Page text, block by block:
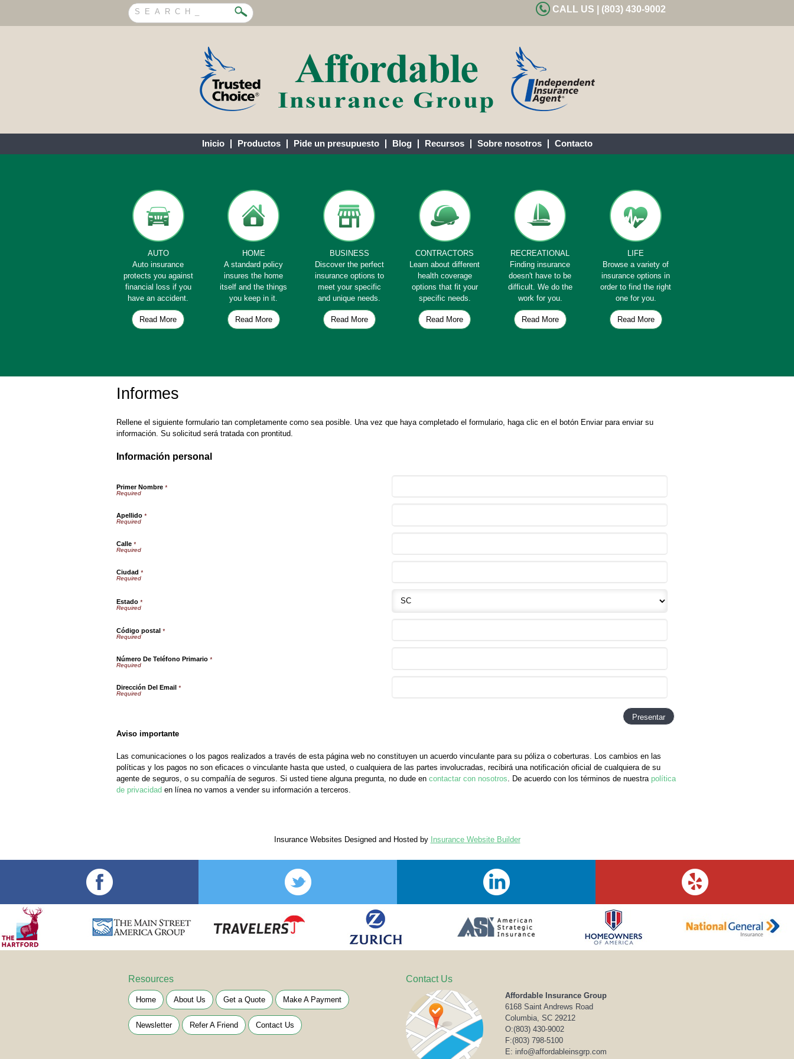
CALL US | (803) 430-9002
Inicio Productos Pide un presupuesto Blog Recursos Sobre nosotros Contacto
AUTO
Auto insurance
protects you against
financial loss if you
have an accident.
Read More
HOME
A standard policy
insures the home
itself and the things
you keep in it.
Read More
BUSINESS
Discover the perfect
insurance options to
meet your specific
and unique needs.
Read More
CONTRACTORS
Learn about different
health coverage
options that fit your
specific needs.
Read More
RECREATIONAL
Finding insurance
doesn't have to be
difficult. We do the
work for you.
Read More
LIFE
Browse a variety of
insurance options in
order to find the right
one for you.
Read More
Informes
Rellene el siguiente formulario tan completamente como sea posible. Una vez que haya completado el formulario, haga clic en el botón Enviar para enviar su
información. Su solicitud será tratada con prontitud.
Información personal
Primer Nombre *
Apellido *
Calle *
Ciudad *
Estado *
Código postal *
Número De Teléfono Primario *
Dirección Del Email *
Aviso importante
Las comunicaciones o los pagos realizados a través de esta página web no constituyen un acuerdo vinculante para su póliza o coberturas. Los cambios en las
políticas y los pagos no son eficaces o vinculante hasta que usted, o cualquiera de las partes involucradas, recibirá una notificación oficial de cualquiera de su
agente de seguros, o su compañía de seguros. Si usted tiene alguna pregunta, no dude en contactar con nosotros . De acuerdo con los términos de nuestra política
de privacidad en línea no vamos a vender su información a terceros.
Insurance Websites Designed and Hosted by Insurance Website Builder
Resources
Home About Us Get a Quote Make A Payment
Newsletter Refer A Friend Contact Us
Contact Us
Affordable Insurance Group
6168 Saint Andrews Road
Columbia, SC 29212
O:(803) 430-9002
F:(803) 798-5100
E: info@affordableinsgrp.com